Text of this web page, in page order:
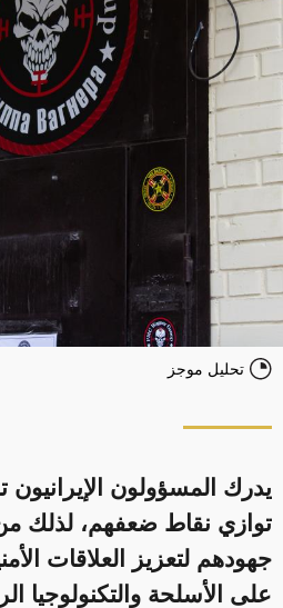
تحليل موجز
يدرك المسؤولون الإيرانيون
توازي نقاط ضعفهم، لذلك
جهودهم لتعزيز العلاقات
على الأسلحة والتكنولوجيا